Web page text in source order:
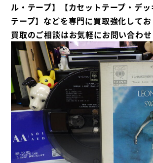
ル・テープ】【カセットテープ・デ
テープ】などを専門に買取強化してお
買取のご相談はお気軽にお問い合わせ